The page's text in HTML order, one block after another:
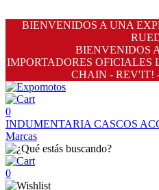
BIENVENIDOS A UNA
BIENVENIDOS
IMPORTADORES OFICIALES
CHAIN - REV'IT!
0
INDUMENTARIA CASCOS
Marcas
0